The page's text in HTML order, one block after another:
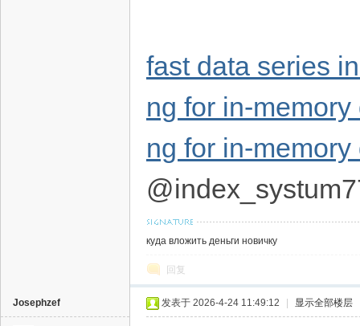
fast data series
ng for in-memory
ng for in-memory
куда вложить деньги новичку
回复
Josephzef 发表于 2026-4-24 11:49:12 显示全部楼层